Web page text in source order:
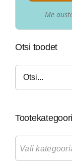
Me
Otsi toodet
Vali